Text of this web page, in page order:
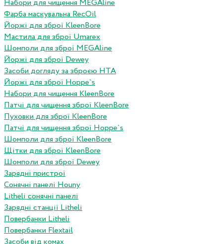
Набори для чищення MEGAline
Фарба маскувальна RecOil
Йоржі для зброї KleenBore
Мастила для зброї Umarex
Шомполи для зброї MEGAline
Йоржі для зброї Dewey
Засоби догляду за зброєю HTA
Йоржі для зброї Hoppe`s
Набори для чищення KleenBore
Патчі для чищення зброї KleenBore
Пуховки для зброї KleenBore
Патчі для чищення зброї Hoppe`s
Шомполи для зброї KleenBore
Щітки для зброї KleenBore
Шомполи для зброї Dewey
Зарядні пристрої
Сонячні панелі Houny
Litheli сонячні панелі
Зарядні станції Litheli
Повербанки Litheli
Повербанки Flextail